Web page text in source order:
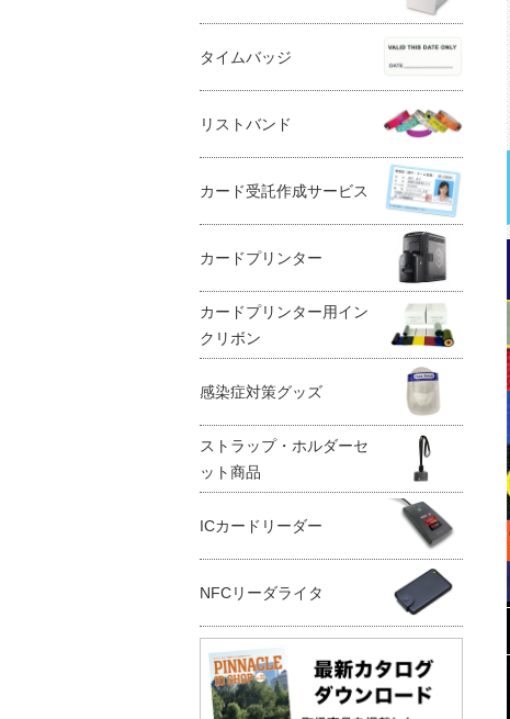
タイムバッジ
リストバンド
カード受託作成サービス
カードプリンター
カードプリンター用イン
クリボン
感染症対策グッズ
ストラップ・ホルダーセ
ット商品
ICカードリーダー
NFCリーダライタ